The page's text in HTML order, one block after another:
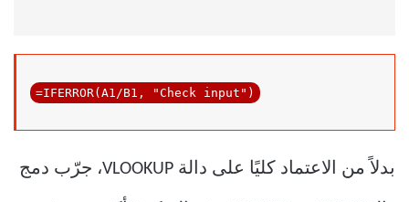
=IFERROR(A1/B1, "Check input ")
بدلاً من الاعتماد كليًا على دالة VLOOKUP، جرّب دمج